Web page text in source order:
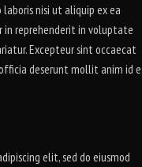
nisi ut aliquip ex ea
in reprehenderit in voluptate
Excepteur sint occaecat
deserunt mollit anim id
elit, sed do eiusmod